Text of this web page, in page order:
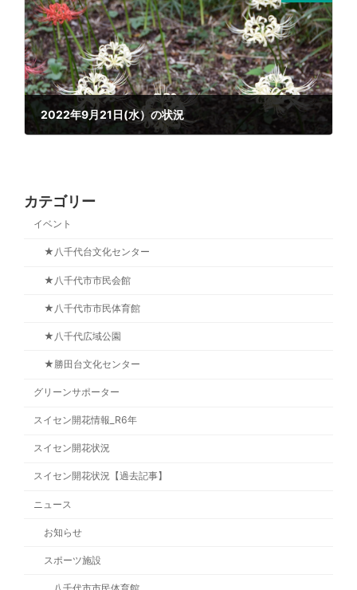
2022年9月21日(水）の状況
カテゴリー
イベント
★八千代台文化センター
★八千代市市民会館
★八千代市市民体育館
★八千代広域公園
★勝田台文化センター
グリーンサポーター
スイセン開花情報_R6年
スイセン開花状況
スイセン開花状況【過去記事】
ニュース
お知らせ
スポーツ施設